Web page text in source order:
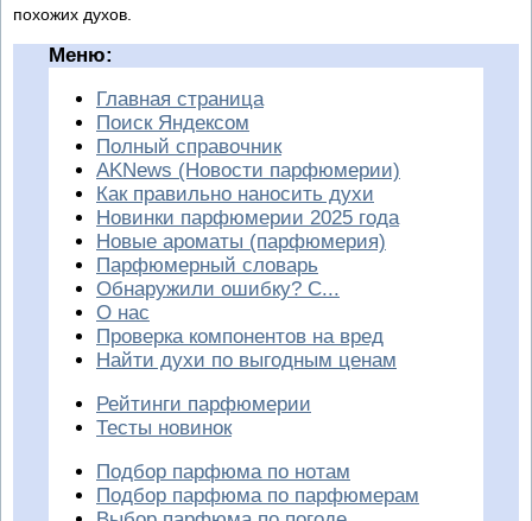
похожих духов.
Меню:
Главная страница
Поиск Яндексом
Полный справочник
AKNews (Новости парфюмерии)
Как правильно наносить духи
Новинки парфюмерии 2025 года
Новые ароматы (парфюмерия)
Парфюмерный словарь
Обнаружили ошибку? С...
О нас
Проверка компонентов на вред
Найти духи по выгодным ценам
Рейтинги парфюмерии
Тесты новинок
Подбор парфюма по нотам
Подбор парфюма по парфюмерам